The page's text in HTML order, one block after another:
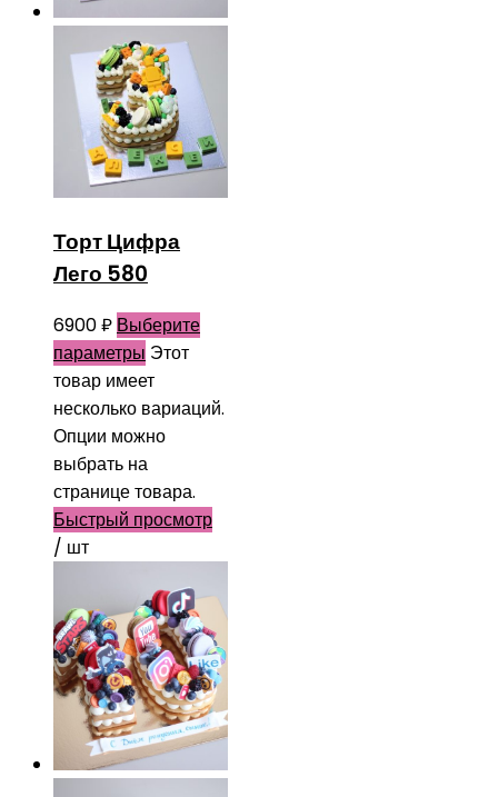
Торт Цифра
Лего 580
6900₽ Выберите
параметры Этот
товар имеет
несколько вариаций.
Опции можно
выбрать на
странице товара.
Быстрый просмотр
/ шт